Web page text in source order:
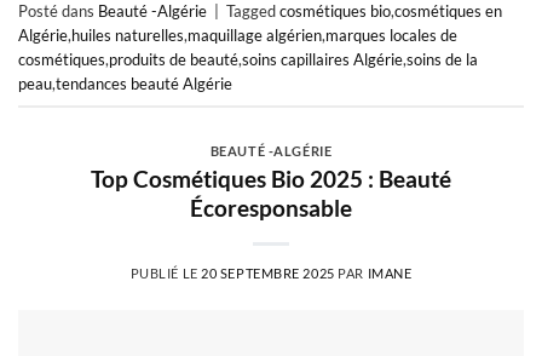
Posté dans Beauté -Algérie Taggedcosmétiques bio,cosmétiques en
Algérie,huiles naturelles,maquillage algérien,marques locales de
cosmétiques,produits de beauté,soins capillaires Algérie,soins de la
peau,tendances beauté Algérie
BEAUTÉ -ALGÉRIE
Top Cosmétiques Bio 2025 : Beauté
Écoresponsable
PUBLIÉ LE 20 SEPTEMBRE 2025 PAR IMANE